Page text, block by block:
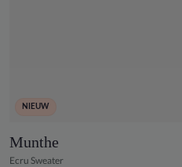
NIEUW
Munthe
Ecru Sweater